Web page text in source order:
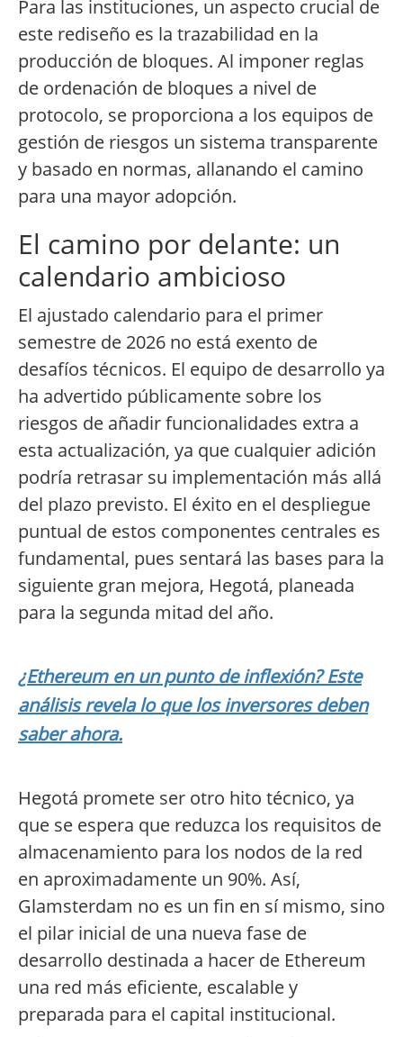
Para las instituciones, un aspecto crucial de
este rediseño es la trazabilidad en la
producción de bloques. Al imponer reglas
de ordenación de bloques a nivel de
protocolo, se proporciona a los equipos de
gestión de riesgos un sistema transparente
y basado en normas, allanando el camino
para una mayor adopción.
El camino por delante: un
calendario ambicioso
El ajustado calendario para el primer
semestre de 2026 no está exento de
desafíos técnicos. El equipo de desarrollo ya
ha advertido públicamente sobre los
riesgos de añadir funcionalidades extra a
esta actualización, ya que cualquier adición
podría retrasar su implementación más allá
del plazo previsto. El éxito en el despliegue
puntual de estos componentes centrales es
fundamental, pues sentará las bases para la
siguiente gran mejora, Hegotá, planeada
para la segunda mitad del año.
¿Ethereum en un punto de inflexión? Este
análisis revela lo que los inversores deben
saber ahora.
Hegotá promete ser otro hito técnico, ya
que se espera que reduzca los requisitos de
almacenamiento para los nodos de la red
en aproximadamente un 90%. Así,
Glamsterdam no es un fin en sí mismo, sino
el pilar inicial de una nueva fase de
desarrollo destinada a hacer de Ethereum
una red más eficiente, escalable y
preparada para el capital institucional.